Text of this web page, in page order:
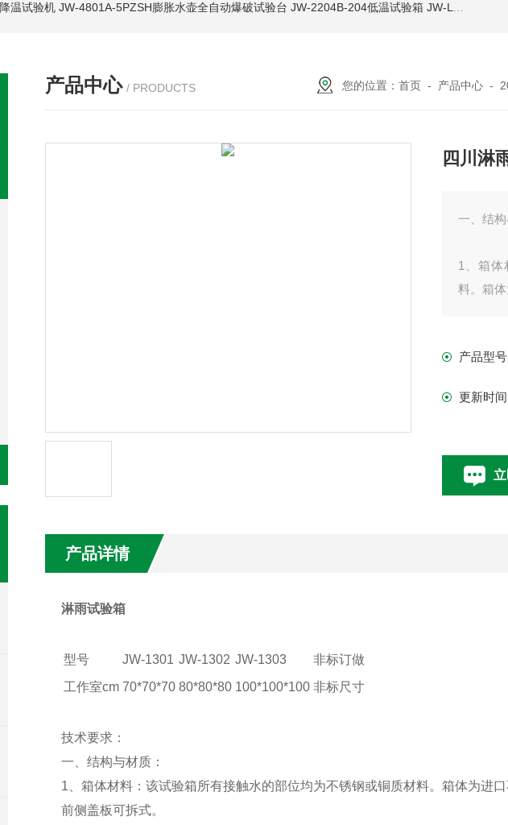
温试验机 JW-4801A-5PZSH膨胀水壶全自动爆破试验台 JW-2204B-204低温试验箱 JW-LY-JZX955储能集装箱、新能源箱变淋雨试验房
产品中心 / PRODUCTS 您的位置：首页 - 产品中心 -
四川淋
一、结构
1、箱体
料。箱体
置。
3、主要
4、箱子
产品型
更新时间
产品详情
淋雨试验箱
型号 JW-1301 JW-1302 JW-1303
非标订做
工作室cm 70*70*70 80*80*80 100*100*100 非标尺寸
技术要求：
一、结构与材质：
1、箱体材料：该试验箱所有接触水的部位均为不锈钢或铜质材料。箱体为进口
前侧盖板可拆式。